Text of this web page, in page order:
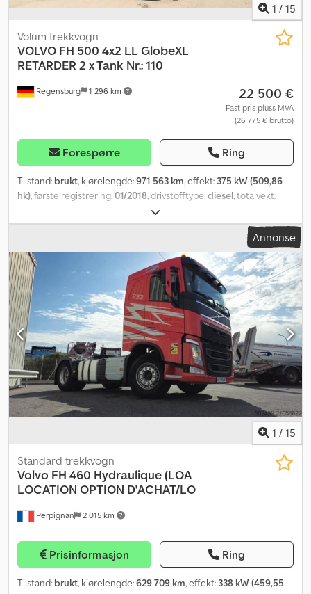
1 / 15
Regensburg 1 296 km
Volum trekkvogn
VOLVO FH 500 4x2 LL GlobeXL
RETARDER 2 x Tank Nr.: 110
22 500 €
Fast pris pluss MVA
(26 775 € brutto)
Forespørre Ring
Tilstand: brukt, kjørelengde:971 563 km, effekt: 375 kW (509,86
hk), første registrering:01/2018, drivstofftype:diesel, totalvekt:
2 aksler
grønn, girtype:automatisk, utslippsklasse:Euro 6, Utstyr:ABS,
Annonse
1 / 15
Perpignan 2 015 km
Standard trekkvogn
Volvo FH 460 Hydraulique (LOA
LOCATION OPTION D'ACHAT/LO
Prisinformasjon Ring
Tilstand: brukt, kjørelengde:629 709 km, effekt: 338 kW (459,55